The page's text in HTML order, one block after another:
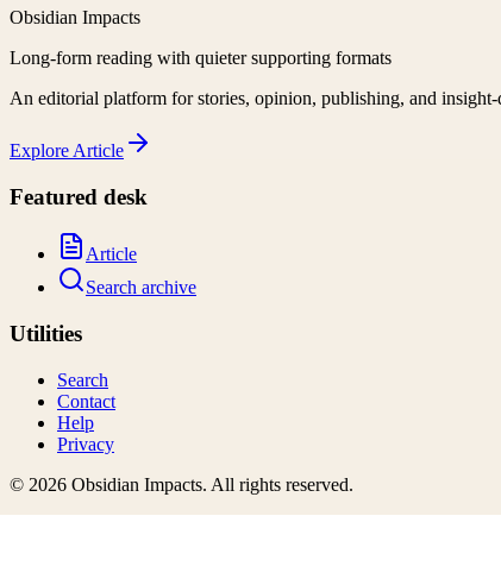
Obsidian Impacts
Long-form reading with quieter supporting formats
An editorial platform for stories, opinion, publishing, and
Explore Article
Featured desk
Article
Search archive
Utilities
Search
Contact
Help
Privacy
© 2026 Obsidian Impacts. All rights reserved.